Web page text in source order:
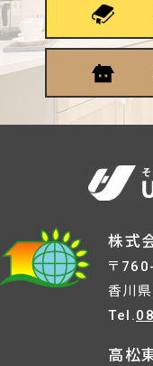
株式
〒
香川
Tel.
高松